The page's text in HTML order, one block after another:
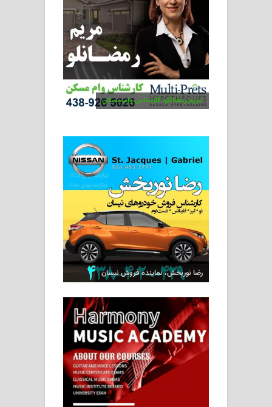
مریم رمضانلو، کارشناس وام مسکن
رضا نوربخش، نماینده فروش نیسان